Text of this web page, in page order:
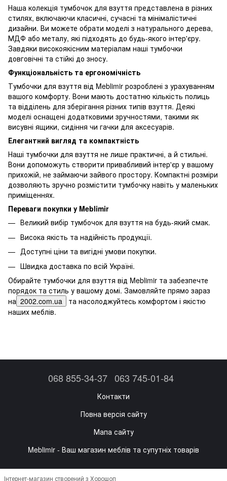
Наша колекція тумбочок для взуття представлена в різних
стилях, включаючи класичні, сучасні та мінімалістичні
дизайни. Ви можете обрати моделі з натурального дерева,
МДФ або металу, які підходять до будь-якого інтер'єру.
Завдяки високоякісним матеріалам наші тумбочки
довговічні та стійкі до зносу.
Функціональність та ергономічність
Тумбочки для взуття від Meblimir розроблені з урахуванням
вашого комфорту. Вони мають достатню кількість полиць
та відділень для зберігання різних типів взуття. Деякі
моделі оснащені додатковими зручностями, такими як
висувні ящики, сидіння чи гачки для аксесуарів.
Елегантний вигляд та компактність
Наші тумбочки для взуття не лише практичні, а й стильні.
Вони допоможуть створити привабливий інтер'єр у вашому
прихожій, не займаючи зайвого простору. Компактні розміри
дозволяють зручно розмістити тумбочку навіть у маленьких
приміщеннях.
Переваги покупки у Meblimir
Великий вибір тумбочок для взуття на будь-який смак.
Висока якість та надійність продукції.
Доступні ціни та вигідні умови покупки.
Швидка доставка по всій Україні.
Обирайте тумбочки для взуття від Meblimir та забезпечте
порядок та стиль у вашому домі. Замовляйте прямо зараз
на 2002.com.ua
та насолоджуйтесь комфортом і якістю
наших меблів.
068 855-34-37 063 745-01-84
Контакти
Повна версія сайту
Мапа сайту
Meblimir - Ваш магазин меблів та супутніх товарів
Інтернет-магазин створений з Хорошоп